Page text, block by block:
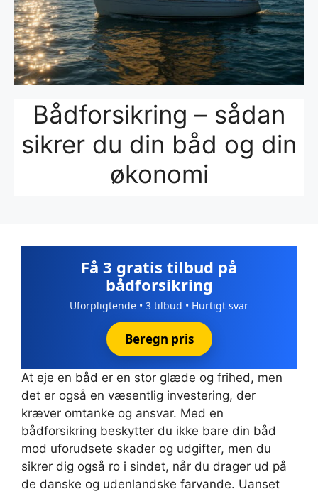
Bådforsikring – sådan
sikrer du din båd og din
økonomi
Få 3 gratis tilbud på
bådforsikring
Uforpligtende • 3 tilbud • Hurtigt svar
Beregn pris
At eje en båd er en stor glæde og frihed, men
det er også en væsentlig investering, der
kræver omtanke og ansvar. Med en
bådforsikring beskytter du ikke bare din båd
mod uforudsete skader og udgifter, men du
sikrer dig også ro i sindet, når du drager ud på
de danske og udenlandske farvande. Uanset